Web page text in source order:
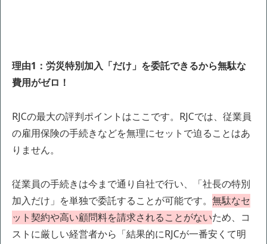
理由1：労災特別加入「だけ」を委託できるから無駄な
費用がゼロ！
RJCの最大の評判ポイントはここです。RJCでは、従業員
の雇用保険の手続きなどを無理にセットで迫ることはあ
りません。
従業員の手続きは今まで通り自社で行い、「社長の特別
加入だけ」を単独で委託することが可能です。 無駄なセ
ット契約や高い顧問料を請求されることがないため、コ
ストに厳しい経営者から「結果的にRJCが一番安くて明